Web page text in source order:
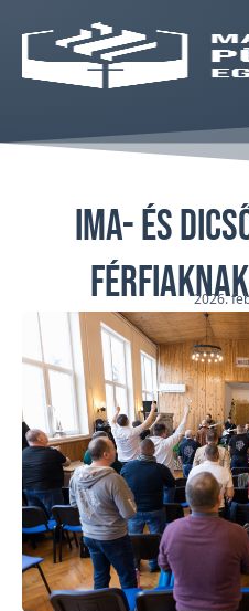
Ima- és
2026.